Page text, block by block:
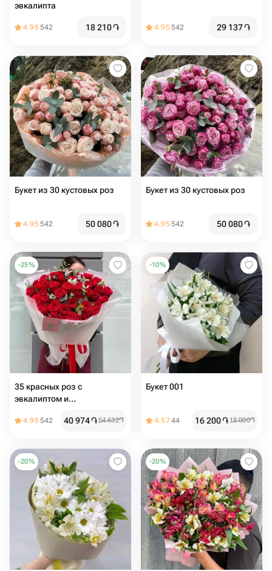
эвкалипта
4.95542 18 210֏ 4.95542 29 137֏
Букет из 30 кустовых роз
4.95542 50 080֏
Букет из 30 кустовых роз
4.95542 50 080֏
-25%
35 красных роз с
эвкалиптом и
4.95542 40 974֏54 632֏
-10%
Букет 001
4.5744 16 200֏18 000֏
-20% -20%